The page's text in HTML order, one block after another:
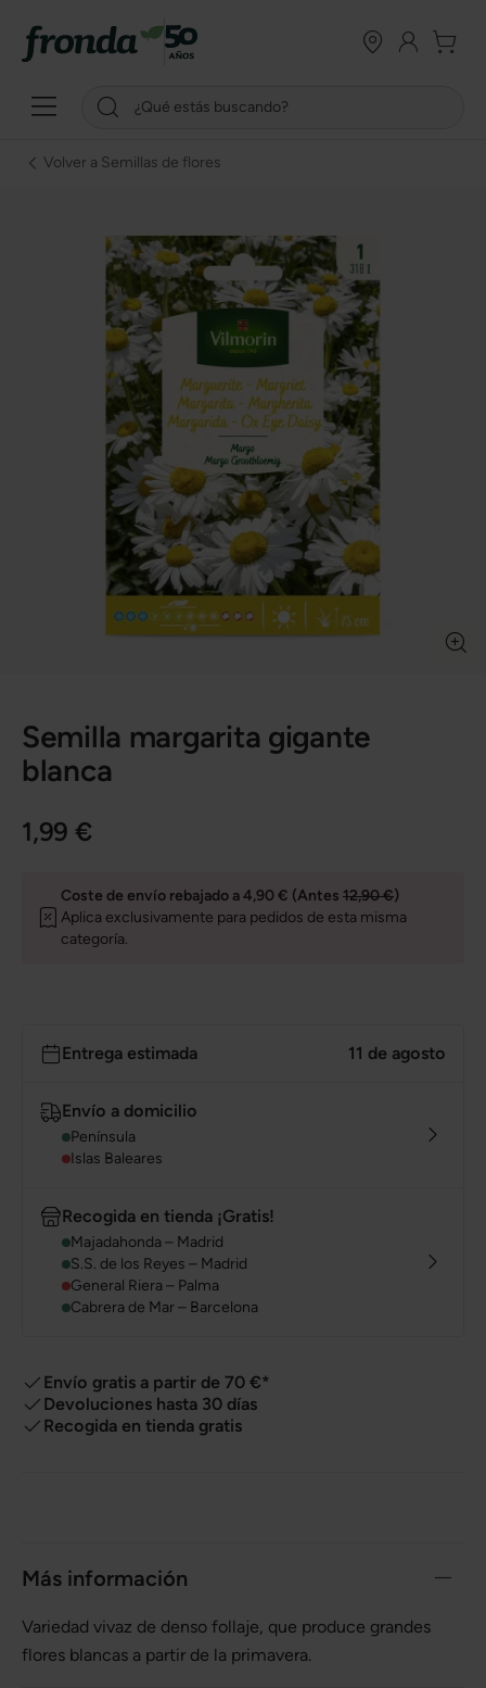
Volver a Semillas de flores
Semilla margarita gigante
blanca
1,99 €
Coste de envío rebajado a 4,90 € (Antes 12,90 €)
Aplica exclusivamente para pedidos de esta misma
categoría.
Entrega estimada 11 de agosto
Envío a domicilio
Península
Islas Baleares
Recogida en tienda ¡Gratis!
Majadahonda – Madrid
S.S. de los Reyes – Madrid
General Riera – Palma
Cabrera de Mar – Barcelona
Envío gratis a partir de 70 €*
Devoluciones hasta 30 días
Recogida en tienda gratis
Más información
Variedad vivaz de denso follaje, que produce grandes
flores blancas a partir de la primavera.